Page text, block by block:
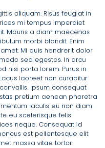
aliquam. Risus feugiat in
mi tempus imperdiet
Mauris a diam maecenas
morbi blandit. Enim
Mi quis hendrerit dolor
sed egestas. In arcu
nisi porta lorem. Purus in
laoreet non curabitur
Ipsum consequat
pretium aenean pharetra
iaculis eu non diam
eu scelerisque felis
neque. Consequat id
est pellentesque elit
massa vitae tortor.